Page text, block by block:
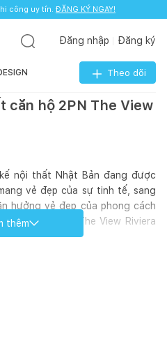
công uy tín. ĐĂNG KÝ NGAY!
Đăng nhập Đăng ký
Theo dõi
căn hộ 2PN The View
nội thất Nhật Bản đang được
vẻ đẹp của sự tinh tế, sang
hưởng vẻ đẹp của phong cách
căn hộ 2PN The View Riviera
thêm